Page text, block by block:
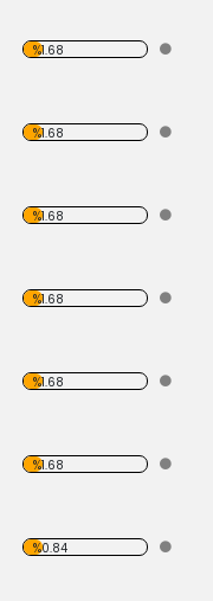
%1.68
%1.68
%1.68
%1.68
%1.68
%1.68
%0.84